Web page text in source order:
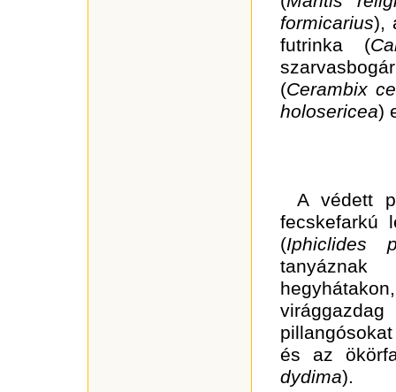
formicarius),
futrinka (
szarvasbogár
(Cerambix
holosericea)
A védett
fecskefarkú
(Iphiclides
és az
dydima).